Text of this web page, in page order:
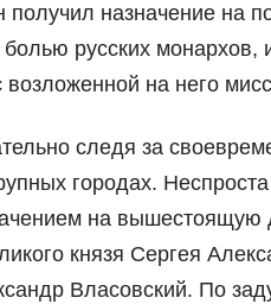
назначение на
русских монархов,
на него
следя за
городах.
на вышестоящую
князя Сергея
Власовский. По